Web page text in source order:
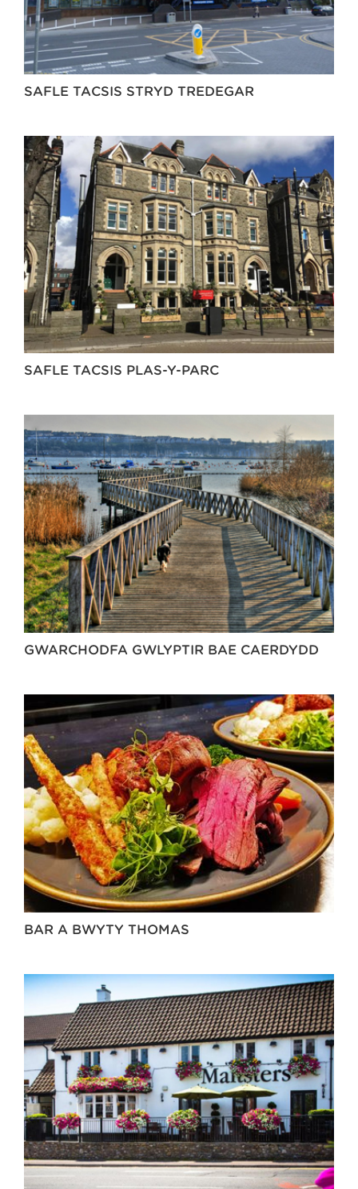
SAFLE TACSIS STRYD TREDEGAR
SAFLE TACSIS PLAS-Y-PARC
GWARCHODFA GWLYPTIR BAE CAERDYDD
BAR A BWYTY THOMAS